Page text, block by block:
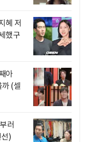
혜 저
했구
아
(셀
러
)